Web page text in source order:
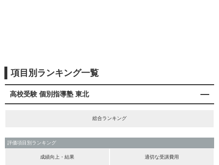
項目別ランキング一覧
高校受験 個別指導塾 東北
総合ランキング
評価項目別ランキング
成績向上・結果 適切な受講費用